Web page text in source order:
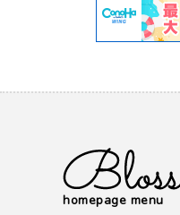
homepage menu